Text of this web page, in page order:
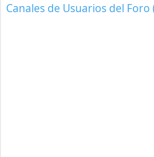
Canales de Usuarios del Foro